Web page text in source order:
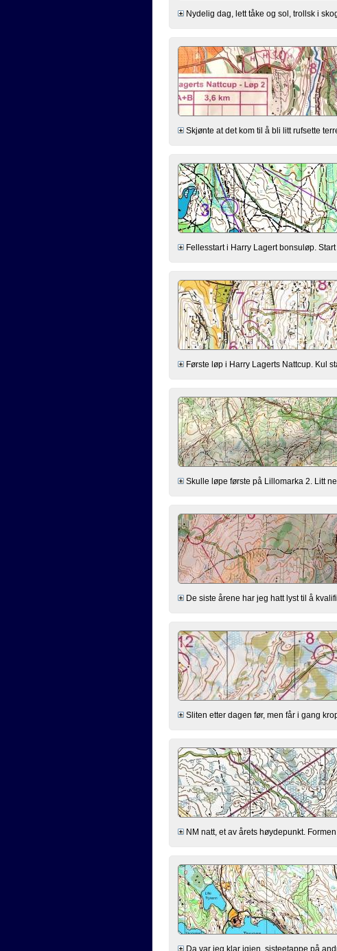
Nydelig dag, lett tåke og sol, trollsk i
Skjønte at det kom til å bli litt rufsette
Fellesstart i Harry Lagert bonsuløp.
Første løp i Harry Lagerts Nattcup. Kul
Skulle løpe første på Lillomarka 2. Litt
De siste årene har jeg hatt lyst til å
Sliten etter dagen før, men får i gang
NM natt, et av årets høydepunkt.
Da var jeg klar igjen, sisteetappe på